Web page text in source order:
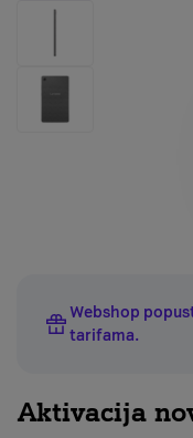
Webshop
tarifama.
Aktivacija